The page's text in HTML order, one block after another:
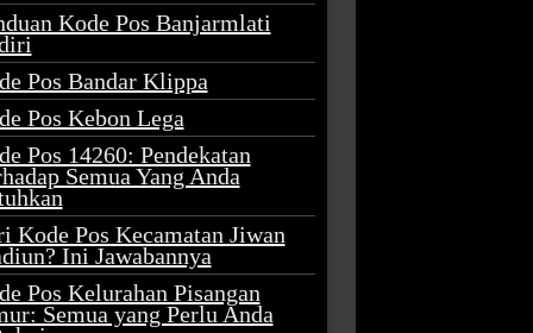
Kode Pos Banjarmlati
Pos Bandar Klippa
Pos Kebon Lega
Pos 14260: Pendekatan
Semua Yang Anda
Kode Pos Kecamatan Jiwan
Ini Jawabannya
Pos Kelurahan Pisangan
Semua yang Perlu Anda